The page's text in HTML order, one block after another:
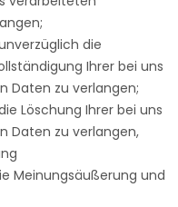
die
Ihrer bei uns
Daten zu verlangen;
Löschung Ihrer bei uns
Daten zu verlangen,
Meinungsäußerung und